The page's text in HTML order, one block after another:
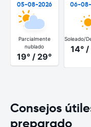
05-08-2026
Parcialmente
nublado
19° / 29°
06-
Soleado/
14° /
Consejos
preparado